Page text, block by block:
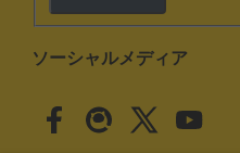
ソーシャルメディア